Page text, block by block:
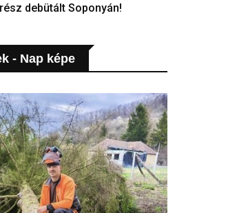
debütált Soponyán!
- Nap képe